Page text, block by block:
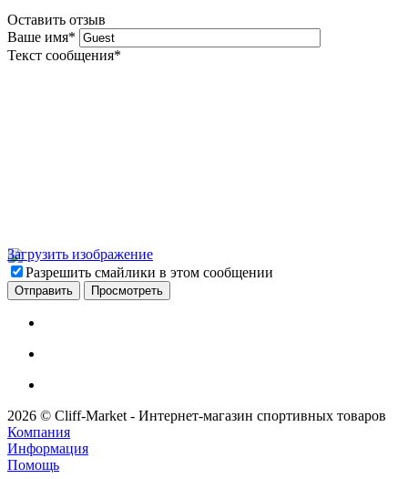
Оставить отзыв
Ваше имя*
Текст сообщения*
Загрузить изображение
Разрешить смайлики в этом сообщении
2026 © Cliff-Market - Интернет-магазин спортивных товаров
Компания
Информация
Помощь